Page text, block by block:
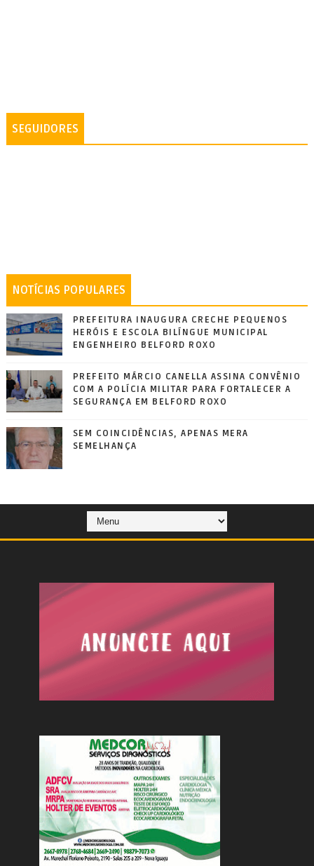
SEGUIDORES
NOTÍCIAS POPULARES
PREFEITURA INAUGURA CRECHE PEQUENOS
HERÓIS E ESCOLA BILÍNGUE MUNICIPAL
ENGENHEIRO BELFORD ROXO
PREFEITO MÁRCIO CANELLA ASSINA CONVÊNIO
COM A POLÍCIA MILITAR PARA FORTALECER A
SEGURANÇA EM BELFORD ROXO
SEM COINCIDÊNCIAS, APENAS MERA
SEMELHANÇA